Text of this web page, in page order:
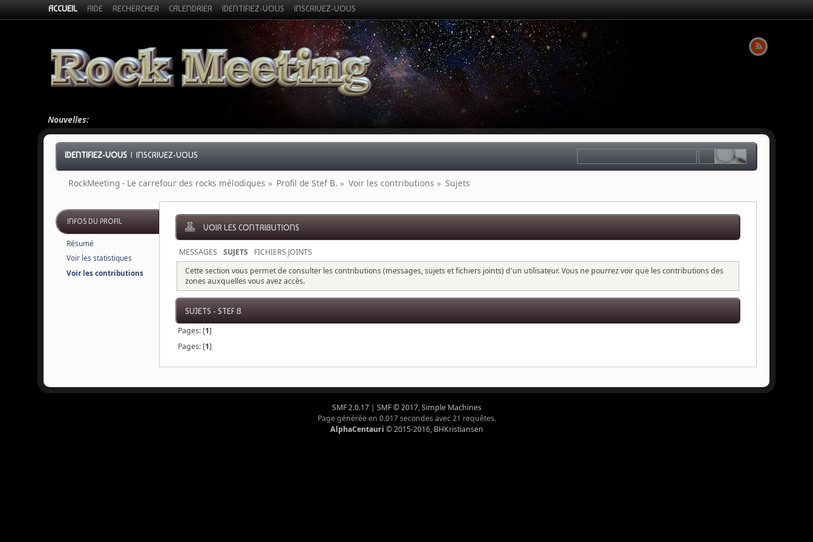
ACCUEIL AIDE RECHERCHER CALENDRIER IDENTIFIEZ-VOUS INSCRIVEZ-VOUS
Nouvelles:
IDENTIFIEZ-VOUS |INSCRIVEZ-VOUS
RockMeeting - Le carrefour des rocks mélodiques » Profil de Stef B. » Voir les contributions » Sujets
INFOS DU PROFIL
Résumé
Voir les statistiques
Voir les contributions
VOIR LES CONTRIBUTIONS
MESSAGES SUJETS
FICHIERS JOINTS
Cette section vous permet de consulter les contributions (messages, sujets et fichiers joints) d'un utilisateur. Vous ne pourrez voir que les contributions des
zones auxquelles vous avez accès.
SUJETS - STEF B.
Pages: [1]
Pages: [1]
SMF 2.0.17| SMF © 2017,Simple Machines
Page générée en 0.017 secondes avec 21 requêtes.
AlphaCentauri © 2015-2016, BHKristiansen